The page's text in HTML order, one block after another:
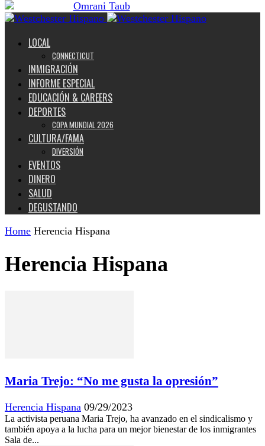
LOCAL
CONNECTICUT
INMIGRACIÓN
INFORME ESPECIAL
EDUCACIÓN & CAREERS
DEPORTES
COPA MUNDIAL 2026
CULTURA/FAMA
DIVERSIÓN
EVENTOS
DINERO
SALUD
DEGUSTANDO
Home Herencia Hispana
Herencia Hispana
Maria Trejo: “No me gusta la opresión”
Herencia Hispana 09/29/2023
La activista peruana Maria Trejo, ha avanzado en el sindicalismo y
también apoya a la lucha para un mejor bienestar de los inmigrantes
Sala de...